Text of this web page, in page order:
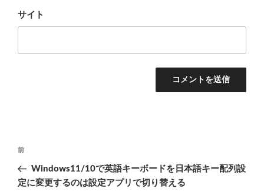
サイト
投
ナ
前
の
投
前
Windows11/10で英語キーボードを日本語キー配列設
定に変更するのは設定アプリで切り替える